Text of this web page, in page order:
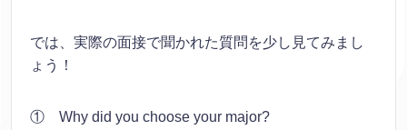
では、実際の面接で聞かれた質問を少し見てみまし
ょう！
① Why did you choose your major?